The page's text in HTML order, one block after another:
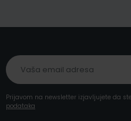
Prijavom na newsletter izjavljujete da
podataka